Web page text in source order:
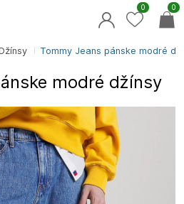
Džínsy Tommy Jeans pánske modré
modré džínsy
0
0